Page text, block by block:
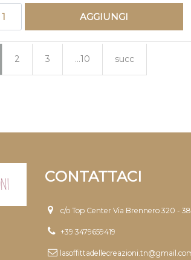
AGGIUNGI
2 3 ...10 succ
CONTATTACI
c/o Top Center Via Brennero 320 -
+39 3479659419